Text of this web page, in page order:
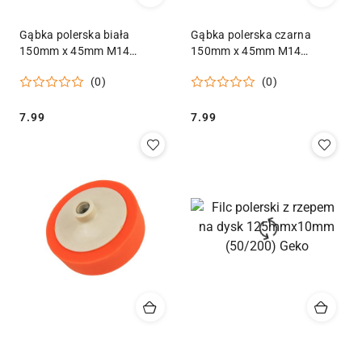
Gąbka polerska biała
150mm x 45mm M14
(0)
Cena:
7.99
Gąbka polerska czarna
150mm x 45mm M14
(0)
Cena:
7.99